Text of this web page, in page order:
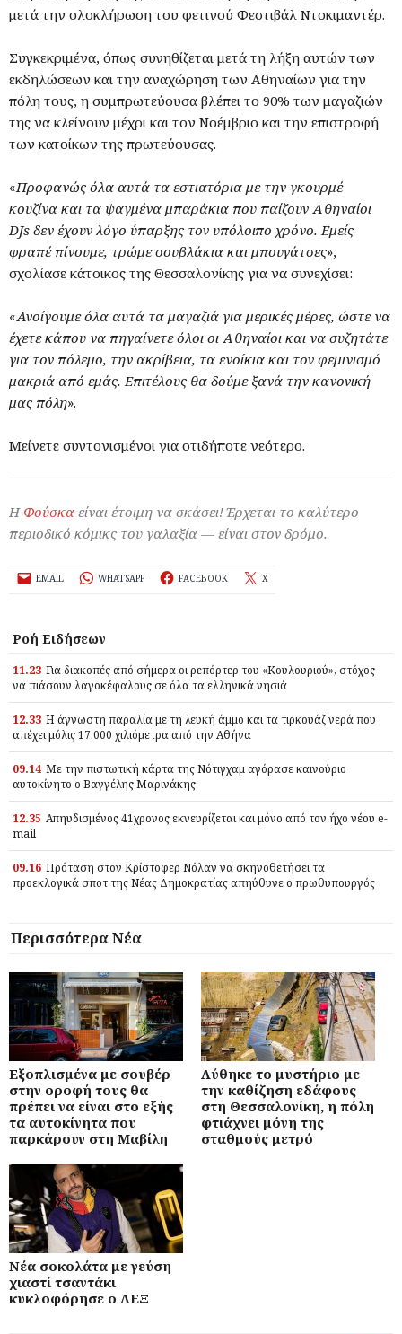
μετά την ολοκλήρωση του φετινού Φεστιβάλ Ντοκιμαντέρ.
Συγκεκριμένα, όπως συνηθίζεται μετά τη λήξη αυτών των
εκδηλώσεων και την αναχώρηση των Αθηναίων για την
πόλη τους, η συμπρωτεύουσα βλέπει το 90% των μαγαζιών
της να κλείνουν μέχρι και τον Νοέμβριο και την επιστροφή
των κατοίκων της πρωτεύουσας.
«Προφανώς όλα αυτά τα εστιατόρια με την γκουρμέ
κουζίνα και τα ψαγμένα μπαράκια που παίζουν Αθηναίοι
DJs δεν έχουν λόγο ύπαρξης τον υπόλοιπο χρόνο. Εμείς
φραπέ πίνουμε, τρώμε σουβλάκια και μπουγάτσες»,
σχολίασε κάτοικος της Θεσσαλονίκης για να συνεχίσει:
«Ανοίγουμε όλα αυτά τα μαγαζιά για μερικές μέρες, ώστε να
έχετε κάπου να πηγαίνετε όλοι οι Αθηναίοι και να συζητάτε
για τον πόλεμο, την ακρίβεια, τα ενοίκια και τον φεμινισμό
μακριά από εμάς. Επιτέλους θα δούμε ξανά την κανονική
μας πόλη».
Μείνετε συντονισμένοι για οτιδήποτε νεότερο.
Η Φούσκα είναι έτοιμη να σκάσει! Έρχεται το καλύτερο
περιοδικό κόμικς του γαλαξία — είναι στον δρόμο.
EMAIL WHATSAPP FACEBOOK X
Ροή Ειδήσεων
11.23 Για διακοπές από σήμερα οι ρεπόρτερ του «Κουλουριού», στόχος
να πιάσουν λαγοκέφαλους σε όλα τα ελληνικά νησιά
12.33 Η άγνωστη παραλία με τη λευκή άμμο και τα τιρκουάζ νερά που
απέχει μόλις 17.000 χιλιόμετρα από την Αθήνα
09.14 Με την πιστωτική κάρτα της Νότιγχαμ αγόρασε καινούριο
αυτοκίνητο ο Βαγγέλης Μαρινάκης
12.35 Απηυδισμένος 41χρονος εκνευρίζεται και μόνο από τον ήχο νέου e-
mail
09.16 Πρόταση στον Κρίστοφερ Νόλαν να σκηνοθετήσει τα
προεκλογικά σποτ της Νέας Δημοκρατίας απηύθυνε ο πρωθυπουργός
Περισσότερα Νέα
Εξοπλισμένα με σουβέρ
στην οροφή τους θα
πρέπει να είναι στο εξής
τα αυτοκίνητα που
παρκάρουν στη Μαβίλη
Λύθηκε το μυστήριο με
την καθίζηση εδάφους
στη Θεσσαλονίκη, η πόλη
φτιάχνει μόνη της
σταθμούς μετρό
Νέα σοκολάτα με γεύση
χιαστί τσαντάκι
κυκλοφόρησε ο ΛΕΞ